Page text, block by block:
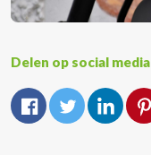
Delen op social media